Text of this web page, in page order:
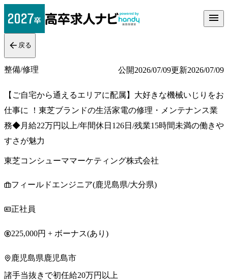
戻る
整備/修理 公開2026/07/09更新2026/07/09
【ご自宅から通えるエリアに配属】大好きな機械いじりをお
仕事に ！東芝ブランドの生活家電の修理・メンテナンス業
務◆月給22万円以上/年間休日126日/残業15時間未満の働きや
すさが魅力
東芝コンシューママーケティング株式会社
フィールドエンジニア(鹿児島県/大分県)
正社員
225,000円 + ボーナス(あり)
鹿児島県鹿児島市
諸手当抜きで初任給20万円以上